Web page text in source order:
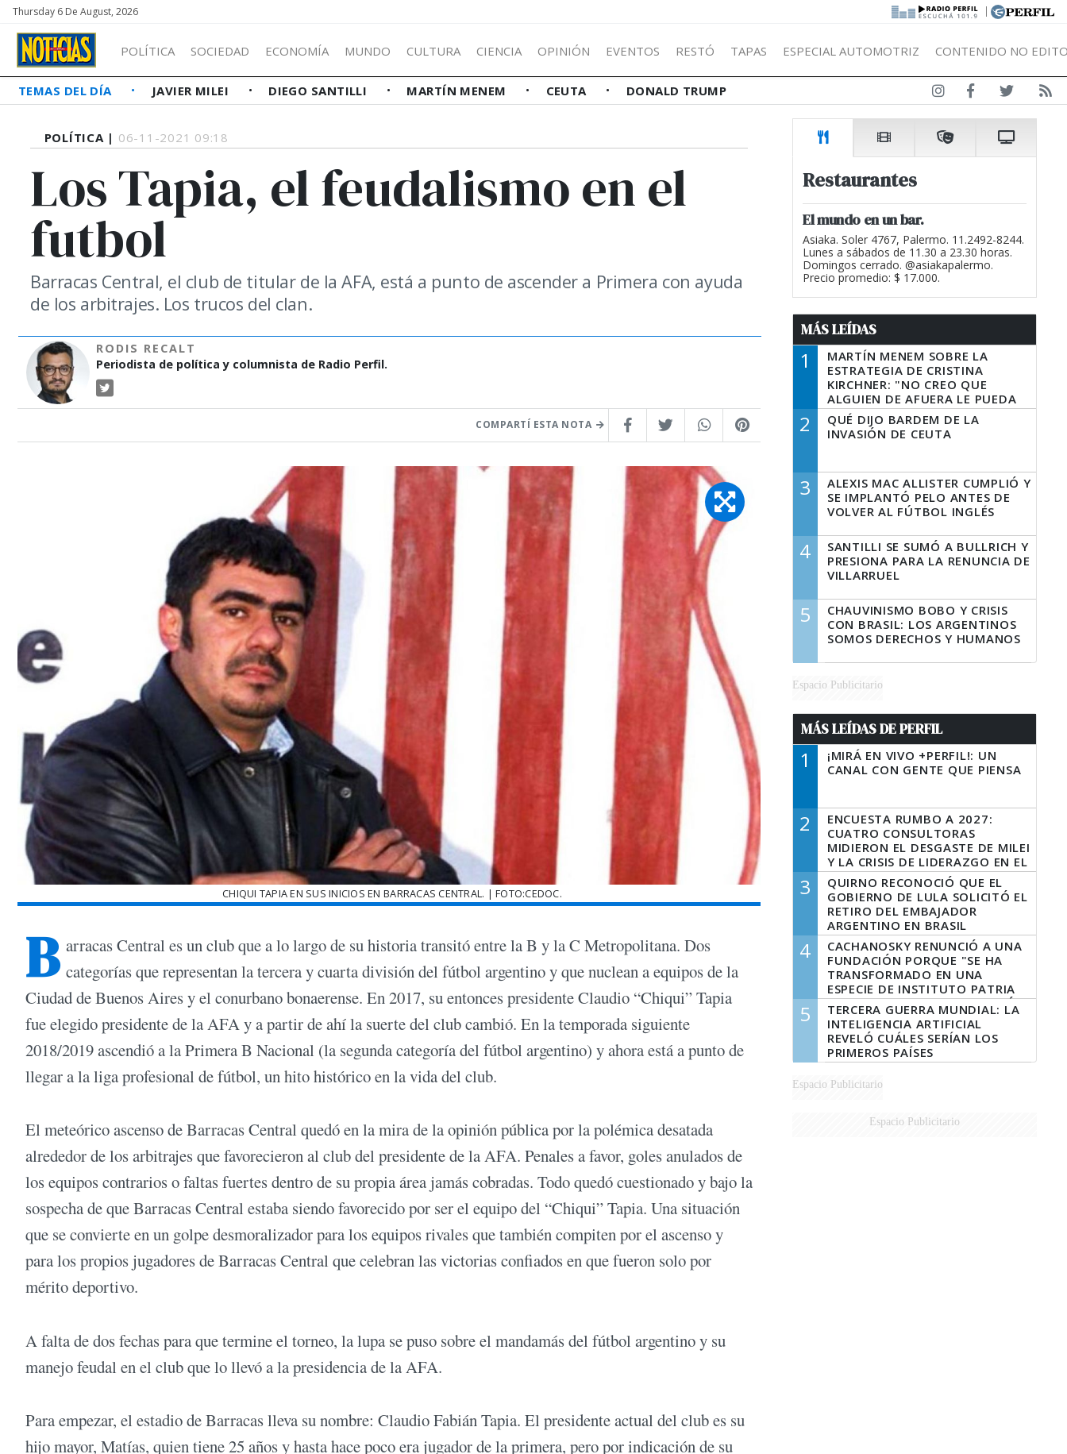
Thursday 6 De August, 2026 |
POLÍTICA SOCIEDAD ECONOMÍA MUNDO CULTURA CIENCIA OPINIÓN EVENTOS RESTÓ TAPAS ESPECIAL AUTOMOTRIZ CONTENIDO NO
TEMAS DEL DÍA JAVIER MILEI DIEGO SANTILLI MARTÍN MENEM CEUTA DONALD TRUMP
POLÍTICA | 06-11-2021 09:18
Los Tapia, el feudalismo en el
futbol
Barracas Central, el club de titular de la AFA, está a punto de ascender a Primera con ayuda
de los arbitrajes. Los trucos del clan.
RODIS RECALT
Periodista de política y columnista de Radio Perfil.
COMPARTÍ ESTA NOTA
CHIQUI TAPIA EN SUS INICIOS EN BARRACAS CENTRAL. | FOTO:CEDOC.
B arracas Central es un club que a lo largo de su historia transitó entre la B y la C Metropolitana. Dos
categorías que representan la tercera y cuarta división del fútbol argentino y que nuclean a equipos de la
Ciudad de Buenos Aires y el conurbano bonaerense. En 2017, su entonces presidente Claudio “Chiqui” Tapia
fue elegido presidente de la AFA y a partir de ahí la suerte del club cambió. En la temporada siguiente
2018/2019 ascendió a la Primera B Nacional (la segunda categoría del fútbol argentino) y ahora está a punto de
llegar a la liga profesional de fútbol, un hito histórico en la vida del club.
El meteórico ascenso de Barracas Central quedó en la mira de la opinión pública por la polémica desatada
alrededor de los arbitrajes que favorecieron al club del presidente de la AFA. Penales a favor, goles anulados de
los equipos contrarios o faltas fuertes dentro de su propia área jamás cobradas. Todo quedó cuestionado y bajo la
sospecha de que Barracas Central estaba siendo favorecido por ser el equipo del “Chiqui” Tapia. Una situación
que se convierte en un golpe desmoralizador para los equipos rivales que también compiten por el ascenso y
para los propios jugadores de Barracas Central que celebran las victorias confiados en que fueron solo por
mérito deportivo.
A falta de dos fechas para que termine el torneo, la lupa se puso sobre el mandamás del fútbol argentino y su
manejo feudal en el club que lo llevó a la presidencia de la AFA.
Para empezar, el estadio de Barracas lleva su nombre: Claudio Fabián Tapia. El presidente actual del club es su
hijo mayor, Matías, quien tiene 25 años y hasta hace poco era jugador de la primera, pero por indicación de su
Restaurantes
El mundo en un bar.
Asiaka. Soler 4767, Palermo. 11.2492-8244.
Lunes a sábados de 11.30 a 23.30 horas.
Domingos cerrado. @asiakapalermo.
Precio promedio: $ 17.000.
MÁS LEÍDAS
1
MARTÍN MENEM SOBRE LA
ESTRATEGIA DE CRISTINA
KIRCHNER: "NO CREO QUE
ALGUIEN DE AFUERA LE PUEDA
DECIR A LA JUSTICIA LO QUE
TIENE QUE HACER"
2
QUÉ DIJO BARDEM DE LA
INVASIÓN DE CEUTA
3
ALEXIS MAC ALLISTER CUMPLIÓ Y
SE IMPLANTÓ PELO ANTES DE
VOLVER AL FÚTBOL INGLÉS
4
SANTILLI SE SUMÓ A BULLRICH Y
PRESIONA PARA LA RENUNCIA DE
VILLARRUEL
5
CHAUVINISMO BOBO Y CRISIS
CON BRASIL: LOS ARGENTINOS
SOMOS DERECHOS Y HUMANOS
Espacio Publicitario
MÁS LEÍDAS DE PERFIL
1
¡MIRÁ EN VIVO +PERFIL!: UN
CANAL CON GENTE QUE PIENSA
2
ENCUESTA RUMBO A 2027:
CUATRO CONSULTORAS
MIDIERON EL DESGASTE DE MILEI
Y LA CRISIS DE LIDERAZGO EN EL
PERONISMO
3
QUIRNO RECONOCIÓ QUE EL
GOBIERNO DE LULA SOLICITÓ EL
RETIRO DEL EMBAJADOR
ARGENTINO EN BRASIL
4
CACHANOSKY RENUNCIÓ A UNA
FUNDACIÓN PORQUE "SE HA
TRANSFORMADO EN UNA
ESPECIE DE INSTITUTO PATRIA
INCONDICIONAL DE LA GESTIÓN
DE MILEI"
5
TERCERA GUERRA MUNDIAL: LA
INTELIGENCIA ARTIFICIAL
REVELÓ CUÁLES SERÍAN LOS
PRIMEROS PAÍSES
LATINOAMERICANOS EN SER
DERROTADOS
Espacio Publicitario
Espacio Publicitario